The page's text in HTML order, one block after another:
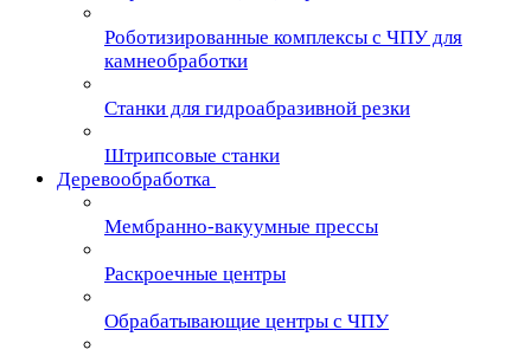
Роботизированные комплексы с ЧПУ для
камнеобработки
Станки для гидроабразивной резки
Штрипсовые станки
Деревообработка
Мембранно-вакуумные прессы
Раскроечные центры
Обрабатывающие центры с ЧПУ